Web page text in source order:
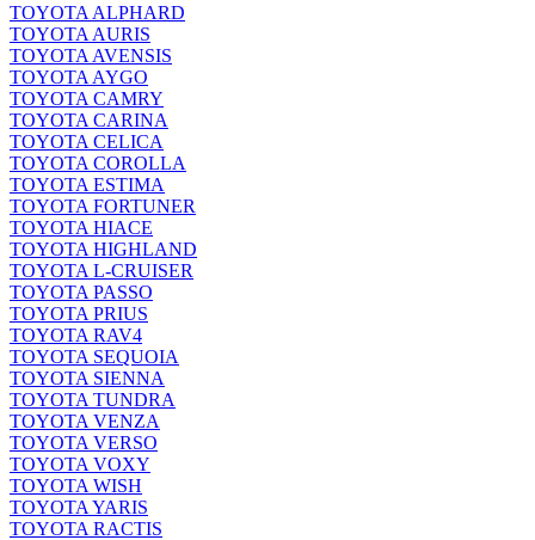
TOYOTA ALPHARD
TOYOTA AURIS
TOYOTA AVENSIS
TOYOTA AYGO
TOYOTA CAMRY
TOYOTA CARINA
TOYOTA CELICA
TOYOTA COROLLA
TOYOTA ESTIMA
TOYOTA FORTUNER
TOYOTA HIACE
TOYOTA HIGHLAND
TOYOTA L-CRUISER
TOYOTA PASSO
TOYOTA PRIUS
TOYOTA RAV4
TOYOTA SEQUOIA
TOYOTA SIENNA
TOYOTA TUNDRA
TOYOTA VENZA
TOYOTA VERSO
TOYOTA VOXY
TOYOTA WISH
TOYOTA YARIS
TOYOTA RACTIS